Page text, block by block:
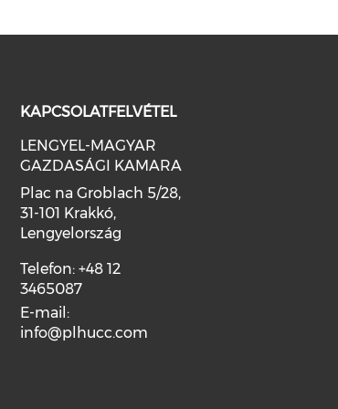
KAPCSOLATFELVÉTEL
LENGYEL-MAGYAR
GAZDASÁGI KAMARA
Plac na Groblach 5/28,
31-101 Krakkó,
Lengyelország
Telefon: +48 12
3465087
E-mail:
info@plhucc.com